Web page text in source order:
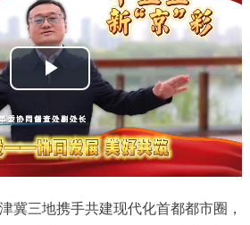
机构职能 政策服务
政策解读 回应关切
专题公开
法人服务 部门服务
播
放
视
频
三地携手共建现代化首都都市圈，